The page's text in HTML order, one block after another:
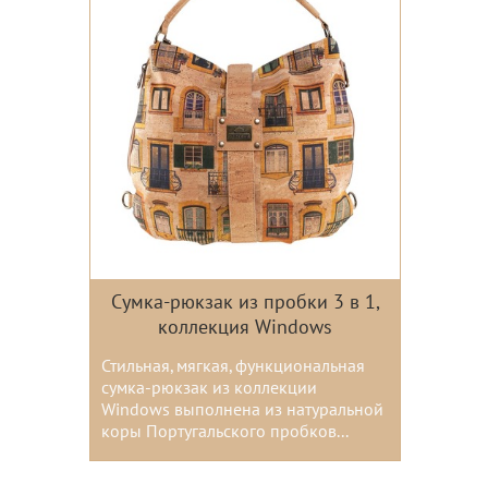
Сумка-рюкзак из пробки 3 в 1,
коллекция Windows
Стильная, мягкая, функциональная
сумка-рюкзак из коллекции
Windows выполнена из натуральной
коры Португальского пробков...
Цвета: